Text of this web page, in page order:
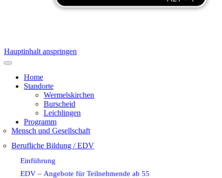
Hauptinhalt anspringen
Home
Standorte
Wermelskirchen
Burscheid
Leichlingen
Programm
Mensch und Gesellschaft
Berufliche Bildung / EDV
Einführung
EDV – Angebote für Teilnehmende ab 55